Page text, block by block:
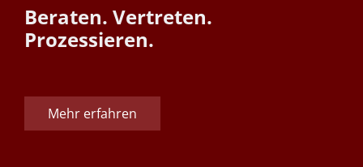
Beraten. Vertreten.
Prozessieren.
Mehr erfahren